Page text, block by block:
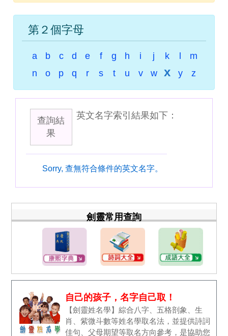
第２個字母
a b c d e f g h i j k
m
n
o p q r s t u v w x y z
查詢結
果
英文名字索引結果如下：
Sorry, 查無符合條件的英文名字。
劍靈常用查詢
自己的孩子，名字自己取！
【劍靈姓名學】綜合八字、五格剖象、生
肖、紫微斗數等姓名學取名法，並提供詩詞
佳句、父母期望等取名方向參考，是協助您